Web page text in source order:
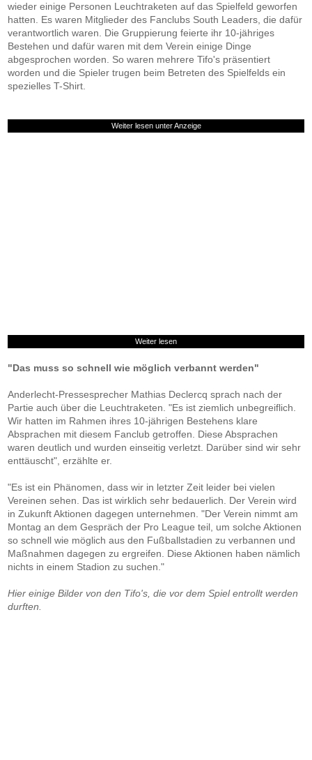
wieder einige Personen Leuchtraketen auf das Spielfeld geworfen
hatten. Es waren Mitglieder des Fanclubs South Leaders, die dafür
verantwortlich waren. Die Gruppierung feierte ihr 10-jähriges
Bestehen und dafür waren mit dem Verein einige Dinge
abgesprochen worden. So waren mehrere Tifo's präsentiert
worden und die Spieler trugen beim Betreten des Spielfelds ein
spezielles T-Shirt.
Weiter lesen unter Anzeige
Weiter lesen
"Das muss so schnell wie möglich verbannt werden"
Anderlecht-Pressesprecher Mathias Declercq sprach nach der
Partie auch über die Leuchtraketen. "Es ist ziemlich unbegreiflich.
Wir hatten im Rahmen ihres 10-jährigen Bestehens klare
Absprachen mit diesem Fanclub getroffen. Diese Absprachen
waren deutlich und wurden einseitig verletzt. Darüber sind wir sehr
enttäuscht", erzählte er.
"Es ist ein Phänomen, dass wir in letzter Zeit leider bei vielen
Vereinen sehen. Das ist wirklich sehr bedauerlich. Der Verein wird
in Zukunft Aktionen dagegen unternehmen. "Der Verein nimmt am
Montag an dem Gespräch der Pro League teil, um solche Aktionen
so schnell wie möglich aus den Fußballstadien zu verbannen und
Maßnahmen dagegen zu ergreifen. Diese Aktionen haben nämlich
nichts in einem Stadion zu suchen."
Hier einige Bilder von den Tifo's, die vor dem Spiel entrollt werden
durften.